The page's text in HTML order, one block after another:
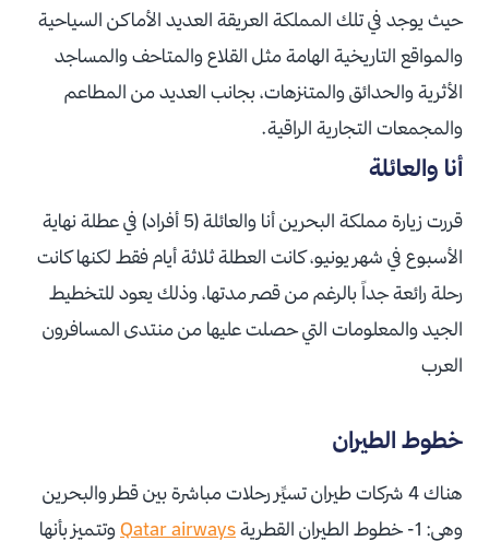
حيث يوجد في تلك المملكة العريقة العديد الأماكن السياحية
والمواقع التاريخية الهامة مثل القلاع والمتاحف والمساجد
الأثرية والحدائق والمتنزهات، بجانب العديد من المطاعم
والمجمعات التجارية الراقية.
أنا والعائلة
قررت زيارة مملكة البحرين أنا والعائلة (5 أفراد) في عطلة نهاية
الأسبوع في شهر يونيو، كانت العطلة ثلاثة أيام فقط لكنها كانت
رحلة رائعة جداً بالرغم من قصر مدتها، وذلك يعود للتخطيط
الجيد والمعلومات التي حصلت عليها من منتدى المسافرون
العرب
خطوط الطيران
هناك 4 شركات طيران تسيِّر رحلات مباشرة بين قطر والبحرين
وهي: 1- خطوط الطيران القطرية
Qatar airwaysوتتميز بأنها